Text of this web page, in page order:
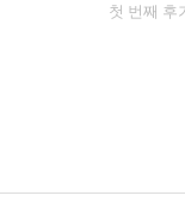
첫 번째 후